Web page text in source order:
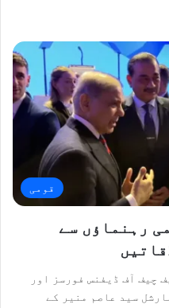
قومی
رہنماؤں سے
چیف آف ڈیفنس فورسز اور
سید عاصم منیر کے